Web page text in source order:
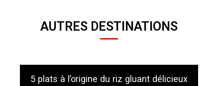
AUTRES DESTINATIONS
5 plats à l’origine du riz gluant délicieux